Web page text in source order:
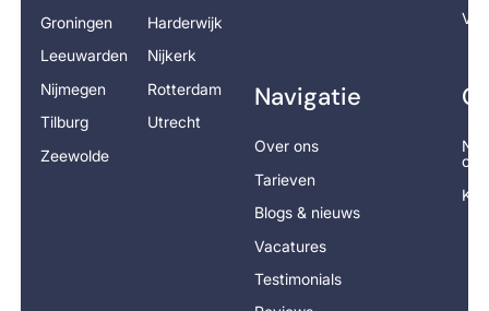
Groningen
Harderwijk
Leeuwarden
Nijkerk
Nijmegen
Rotterdam
Tilburg
Utrecht
Zeewolde
Navigatie
Over ons
Tarieven
Blogs & nieuws
Vacatures
Testimonials
op